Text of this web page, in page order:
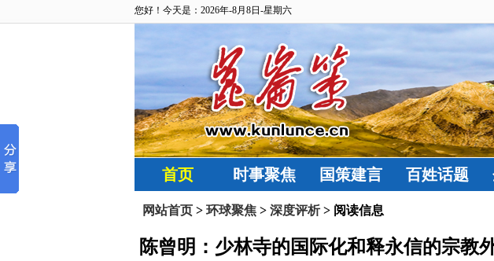
您好！今天是：2026年-8月8日-星期六
首页 时事聚焦 国策建言 百姓话题
网站首页 > 环球聚焦 > 深度评析> 阅读信息
陈曾明：少林寺的国际化和释永信的宗教